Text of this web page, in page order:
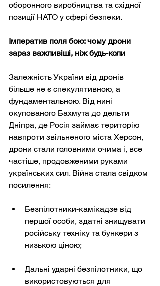
оборонного виробництва та східної
позиції НАТО у сфері безпеки.
Імператив поля бою: чому дрони
зараз важливіші, ніж будь-коли
Залежність України від дронів
більше не є спекулятивною, а
фундаментальною. Від нині
окупованого Бахмута до дельти
Дніпра, де Росія займає територію
навпроти звільненого міста Херсон,
дрони стали головними очима і, все
частіше, продовженими руками
українських сил. Війна стала свідком
посилення:
Безпілотники-камікадзе від
першої особи, здатні знищувати
російську техніку та бункери з
низькою ціною;
Дальні ударні безпілотники, що
використовуються для